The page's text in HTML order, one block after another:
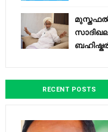
RECENT POSTS